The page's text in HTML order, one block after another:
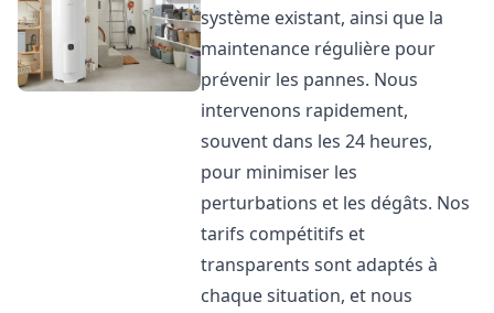
système existant, ainsi que la
maintenance régulière pour
prévenir les pannes. Nous
intervenons rapidement,
souvent dans les 24 heures,
pour minimiser les
perturbations et les dégâts. Nos
tarifs compétitifs et
transparents sont adaptés à
chaque situation, et nous